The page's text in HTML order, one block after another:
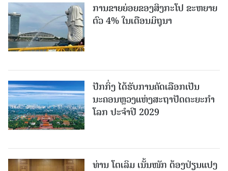
ການຂາຍຍ່ອຍຂອງສິງກະໂປ ຂະຫຍາຍ
ຕົວ 4% ໃນເດືອນມິຖຸນາ
ປັກກິ່ງ ໄດ້ຮັບການຄັດເລືອກເປັນ
ນະຄອນຫຼວງແຫ່ງສະຖາປັດຕະຍະກຳ
ໂລກ ປະຈຳປີ 2029
ທ່ານ ໂຕ​ເລິມ ເນັ້ນໜັກ ຕ້ອງ​ປ່ຽນ​ແປງ​